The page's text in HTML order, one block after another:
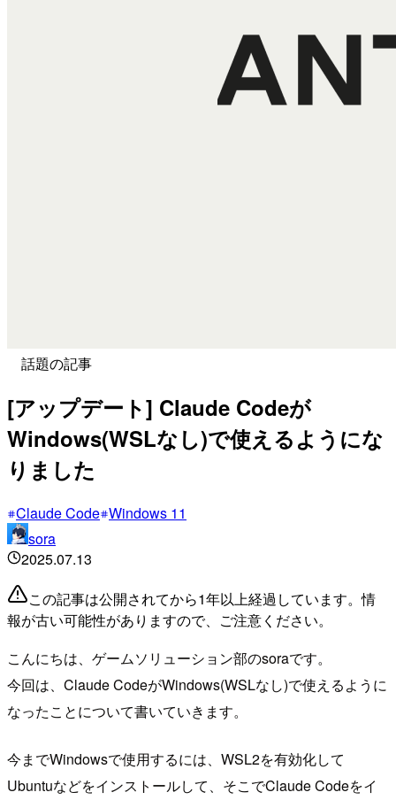
話題の記事
[アップデート] Claude Codeが
Windows(WSLなし)で使えるようにな
りました
Claude Code Windows 11
sora
2025.07.13
この記事は公開されてから1年以上経過しています。情
報が古い可能性がありますので、ご注意ください。
こんにちは、ゲームソリューション部のsoraです。
今回は、Claude CodeがWindows(WSLなし)で使えるように
なったことについて書いていきます。
今までWindowsで使用するには、WSL2を有効化して
Ubuntuなどをインストールして、そこでClaude Codeをイ